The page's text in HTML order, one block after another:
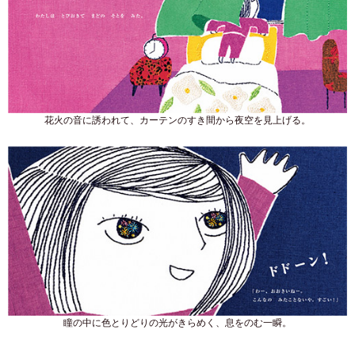
花火の音に誘われて、カーテンのすき間から夜空を見上げる。
瞳の中に色とりどりの光がきらめく、息をのむ一瞬。